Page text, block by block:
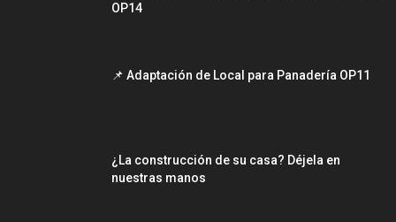
OP14
📌 Adaptación de Local para Panadería OP11
¿La construcción de su casa? Déjela en
nuestras manos